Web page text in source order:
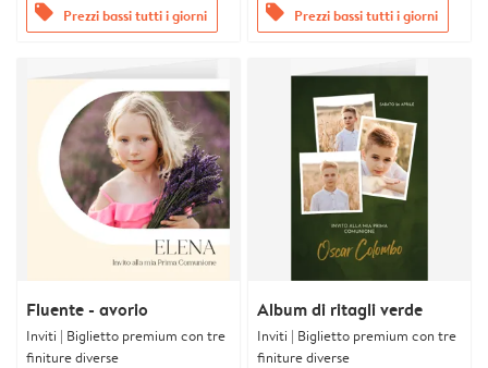
offers Prezzi bassi tutti i giorni offers Prezzi bassi tutti i giorni
Fluente - avorio
Inviti | Biglietto premium con tre
finiture diverse
Album di ritagli verde
Inviti | Biglietto premium con tre
finiture diverse